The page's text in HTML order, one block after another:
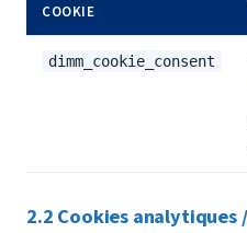
COOKIE
dimm_cookie_consent
2.2 Cookies